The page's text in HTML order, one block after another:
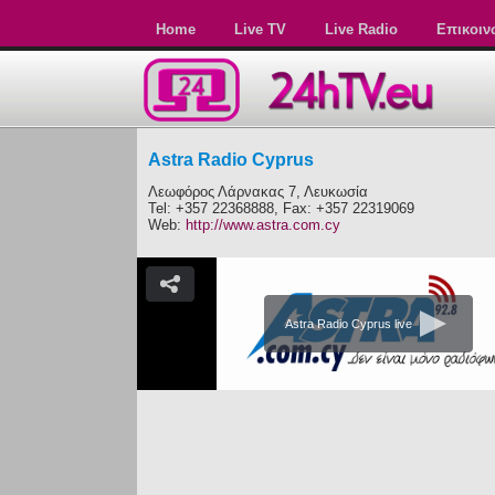
Home Live TV Live Radio
Astra Radio Cyprus
Λεωφόρος Λάρνακας 7, Λευκωσία
Tel: +357 22368888, Fax: +357 22319069
Web: http://www.astra.com.cy
Astra Radio Cyprus live